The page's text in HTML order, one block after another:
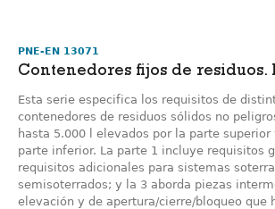
PNE-EN 13071
Contenedores fijos de residuos.
Esta serie especifica los requisitos de
contenedores de residuos sólidos no
hasta 5.000 l elevados por la parte
parte inferior. La parte 1 incluye requisitos
requisitos adicionales para sistemas
semisoterrados; y la 3 aborda piezas
elevación y de apertura/cierre/bloqueo que